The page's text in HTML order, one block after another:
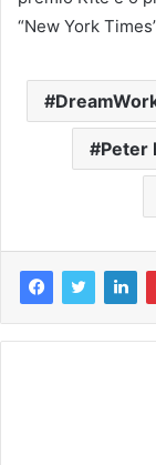
“New York
Peter